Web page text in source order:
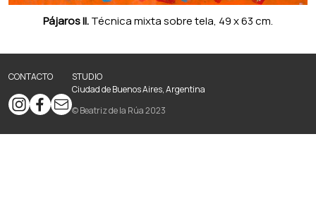
Pájaros ll.Técnica mixta sobre tela, 49 x 63 cm.
CONTACTO
STUDIO
Ciudad de Buenos Aires, Argentina
© Beatriz de la Rúa 2023